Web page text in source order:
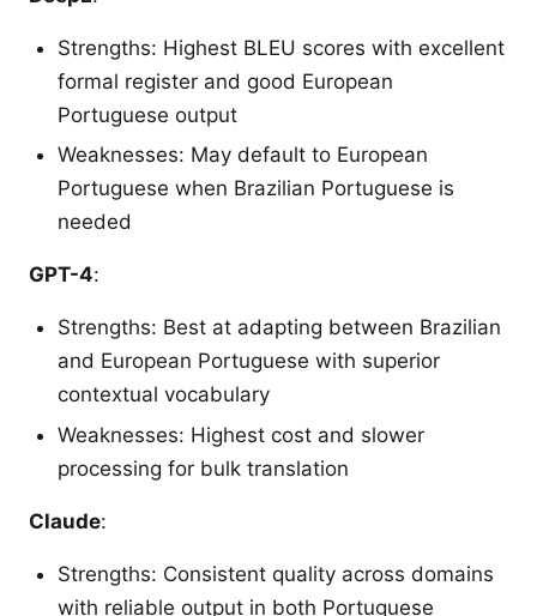
Strengths: Highest BLEU scores with excellent
formal register and good European
Portuguese output
Weaknesses: May default to European
Portuguese when Brazilian Portuguese is
needed
GPT-4:
Strengths: Best at adapting between Brazilian
and European Portuguese with superior
contextual vocabulary
Weaknesses: Highest cost and slower
processing for bulk translation
Claude:
Strengths: Consistent quality across domains
with reliable output in both Portuguese